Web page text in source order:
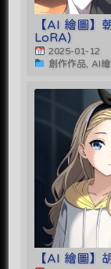
【AI 繪圖】
LoRA)
2025-01-12
創作作品, AI繪
【AI 繪圖】